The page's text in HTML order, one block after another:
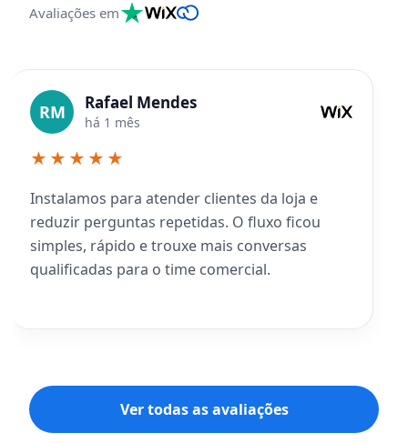
Avaliações em
RM Rafael Mendes
há 1 mês
★★★★★
Instalamos para atender clientes da loja e
reduzir perguntas repetidas. O fluxo ficou
simples, rápido e trouxe mais conversas
qualificadas para o time comercial.
Ver todas as avaliações